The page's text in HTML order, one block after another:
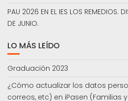
PAU 2026 EN EL IES LOS REMEDIOS.
DE JUNIO.
LO MÁS LEÍDO
Graduación 2023
¿Cómo actualizar los datos
correos, etc) en iPasen (Familias